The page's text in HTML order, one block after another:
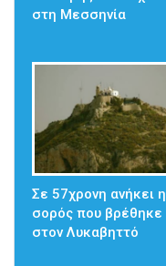
στη Μεσσηνία
Σε 57χρονη ανήκει η
σορός που βρέθηκε
στον Λυκαβηττό